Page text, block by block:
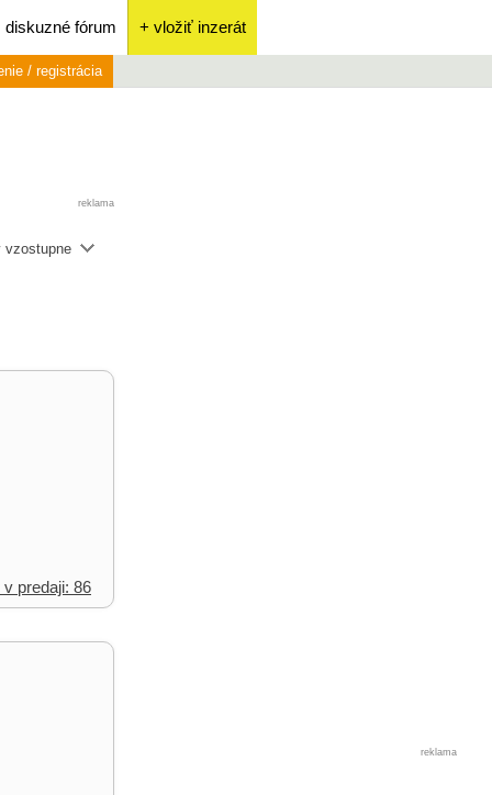
diskuzné fórum + vložiť inzerát
/ registrácia
reklama
vzostupne
predaji: 86
reklama